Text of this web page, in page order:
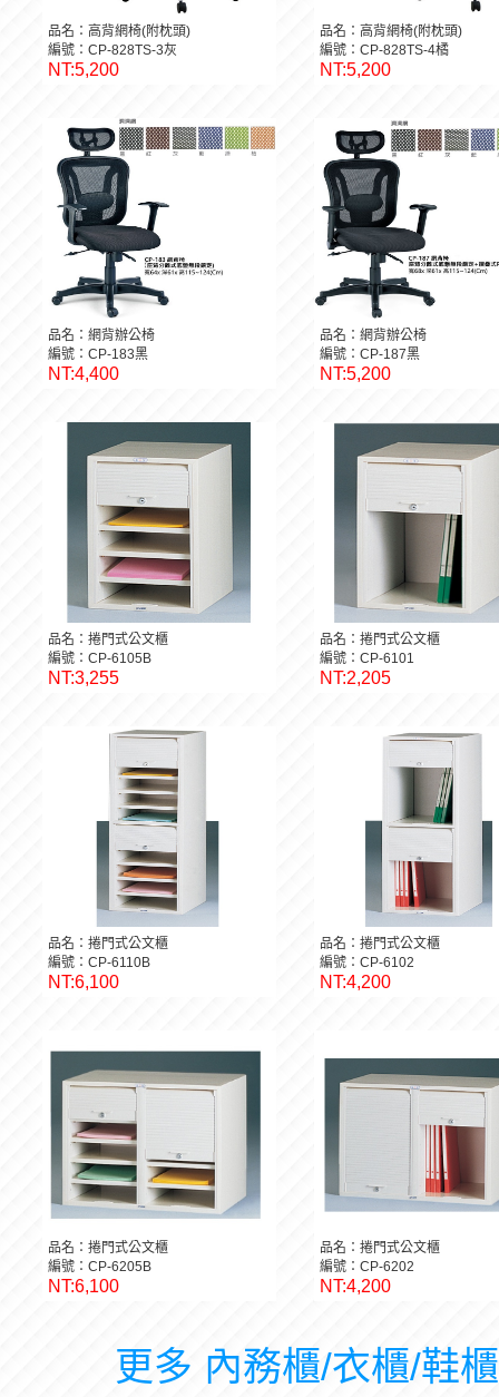
品名：高背網椅(附枕頭)
編號：CP-828TS-3灰
NT:5,200
品名：高背網椅(附枕頭)
編號：CP-828TS-4橘
NT:5,200
品名：網背辦公椅
編號：CP-183黑
NT:4,400
品名：網背辦公椅
編號：CP-187黑
NT:5,200
品名：捲門式公文櫃
編號：CP-6105B
NT:3,255
品名：捲門式公文櫃
編號：CP-6101
NT:2,205
品名：捲門式公文櫃
編號：CP-6110B
NT:6,100
品名：捲門式公文櫃
編號：CP-6102
NT:4,200
品名：捲門式公文櫃
編號：CP-6205B
NT:6,100
品名：捲門式公文櫃
編號：CP-6202
NT:4,200
更多 內務櫃/衣櫃/鞋